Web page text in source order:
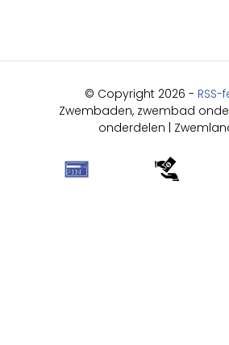
© Copyright 2026 - RSS-
Zwembaden, zwembad
onderdelen |